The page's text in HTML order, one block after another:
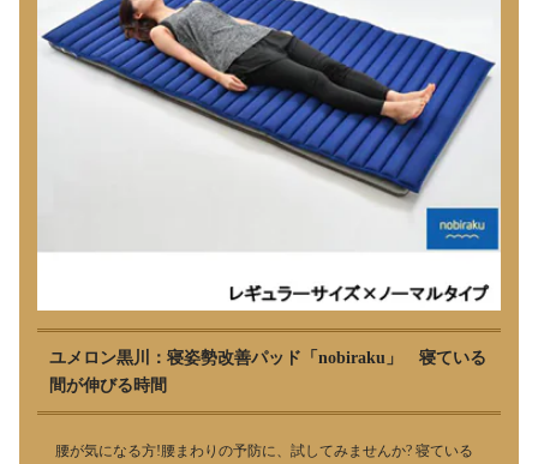
ユメロン黒川：寝姿勢改善パッド「nobiraku」 寝ている
間が伸びる時間
腰が気になる方!腰まわりの予防に、試してみませんか? 寝ている